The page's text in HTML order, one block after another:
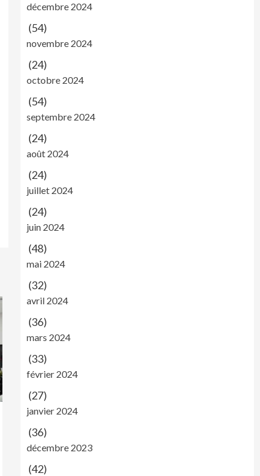
décembre 2024
(54)
novembre 2024
(24)
octobre 2024
(54)
septembre 2024
(24)
août 2024
(24)
juillet 2024
(24)
juin 2024
(48)
mai 2024
(32)
avril 2024
(36)
mars 2024
(33)
février 2024
(27)
janvier 2024
(36)
décembre 2023
(42)